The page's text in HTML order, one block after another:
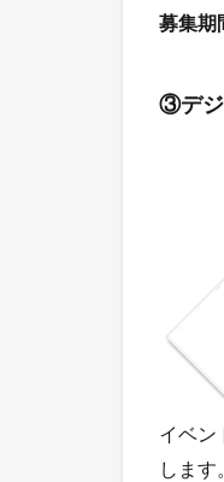
募集期
③デジ
イベン
します